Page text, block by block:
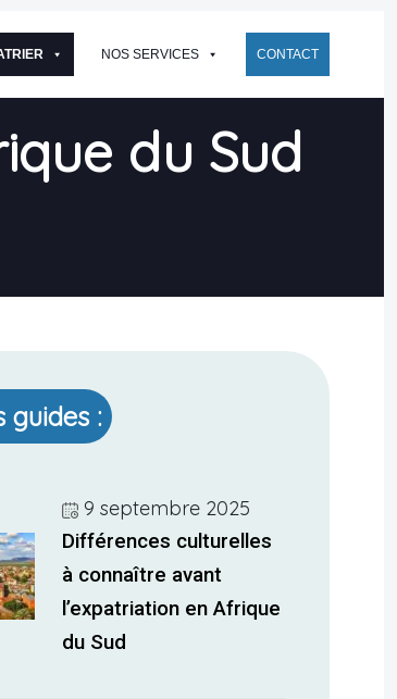
NOS SERVICES CONTACT
du Sud
guides :
9 septembre 2025
Différences culturelles
à connaître avant
l’expatriation en Afrique
du Sud